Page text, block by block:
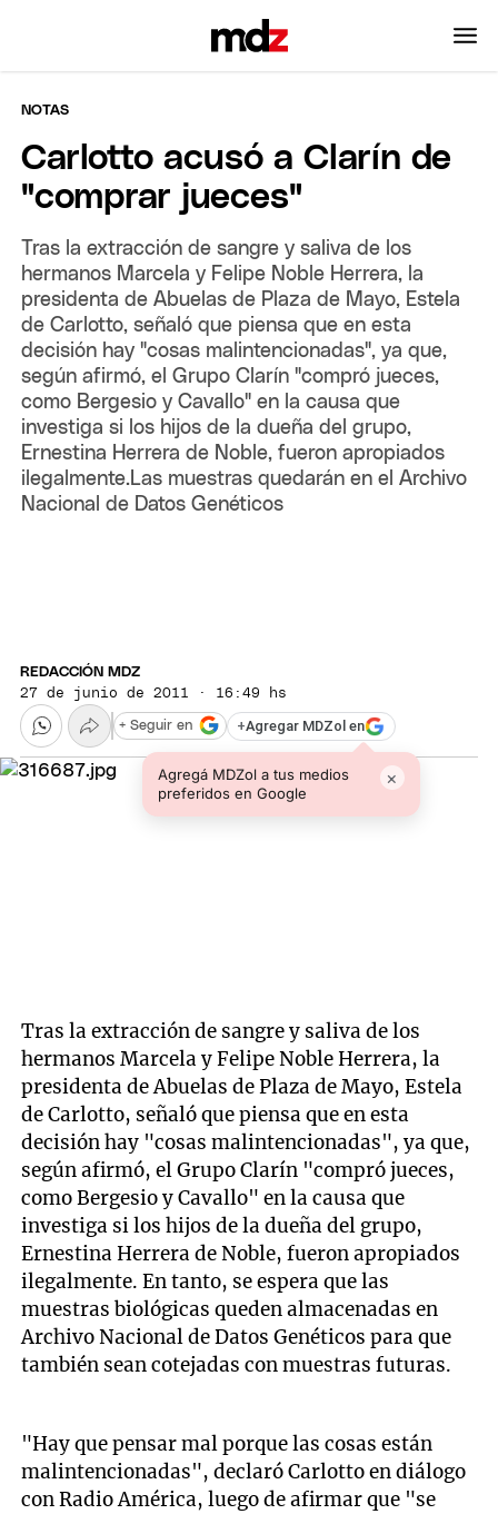
NOTAS
Carlotto acusó a Clarín de
"comprar jueces"
Tras la extracción de sangre y saliva de los
hermanos Marcela y Felipe Noble Herrera, la
presidenta de Abuelas de Plaza de Mayo, Estela
de Carlotto, señaló que piensa que en esta
decisión hay "cosas malintencionadas", ya que,
según afirmó, el Grupo Clarín "compró jueces,
como Bergesio y Cavallo" en la causa que
investiga si los hijos de la dueña del grupo,
Ernestina Herrera de Noble, fueron apropiados
ilegalmente.Las muestras quedarán en el Archivo
Nacional de Datos Genéticos
REDACCIÓN MDZ
27 de junio de 2011 · 16:49 hs
+Agregar MDZol en
Agregá MDZol a tus medios
preferidos en Google
×
+ Seguir en
Tras la extracción de sangre y saliva de los
hermanos Marcela y Felipe Noble Herrera, la
presidenta de Abuelas de Plaza de Mayo, Estela
de Carlotto, señaló que piensa que en esta
decisión hay "cosas malintencionadas", ya que,
según afirmó, el Grupo Clarín "compró jueces,
como Bergesio y Cavallo" en la causa que
investiga si los hijos de la dueña del grupo,
Ernestina Herrera de Noble, fueron apropiados
ilegalmente. En tanto, se espera que las
muestras biológicas queden almacenadas en
Archivo Nacional de Datos Genéticos para que
también sean cotejadas con muestras futuras.
"Hay que pensar mal porque las cosas están
malintencionadas", declaró Carlotto en diálogo
con Radio América, luego de afirmar que "se